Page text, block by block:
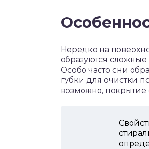
Нередко на
образуются
Особо часто они
губки для очистки
возможно, покрытие